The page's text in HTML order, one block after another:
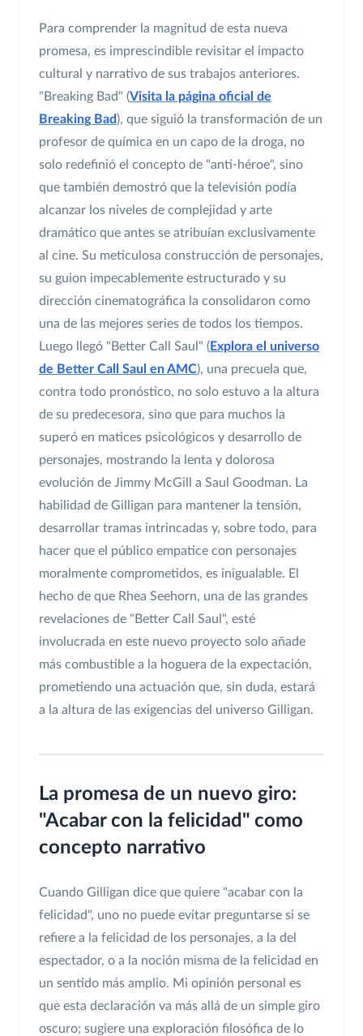
Para comprender la magnitud de esta nueva
promesa, es imprescindible revisitar el impacto
cultural y narrativo de sus trabajos anteriores.
"Breaking Bad" (Visita la página oficial de
Breaking Bad ), que siguió la transformación de un
profesor de química en un capo de la droga, no
solo redefinió el concepto de "anti-héroe", sino
que también demostró que la televisión podía
alcanzar los niveles de complejidad y arte
dramático que antes se atribuían exclusivamente
al cine. Su meticulosa construcción de personajes,
su guion impecablemente estructurado y su
dirección cinematográfica la consolidaron como
una de las mejores series de todos los tiempos.
Luego llegó "Better Call Saul" (Explora el universo
de Better Call Saul en AMC), una precuela que,
contra todo pronóstico, no solo estuvo a la altura
de su predecesora, sino que para muchos la
superó en matices psicológicos y desarrollo de
personajes, mostrando la lenta y dolorosa
evolución de Jimmy McGill a Saul Goodman. La
habilidad de Gilligan para mantener la tensión,
desarrollar tramas intrincadas y, sobre todo, para
hacer que el público empatice con personajes
moralmente comprometidos, es inigualable. El
hecho de que Rhea Seehorn, una de las grandes
revelaciones de "Better Call Saul", esté
involucrada en este nuevo proyecto solo añade
más combustible a la hoguera de la expectación,
prometiendo una actuación que, sin duda, estará
a la altura de las exigencias del universo Gilligan.
La promesa de un nuevo giro:
"Acabar con la felicidad" como
concepto narrativo
Cuando Gilligan dice que quiere "acabar con la
felicidad", uno no puede evitar preguntarse si se
refiere a la felicidad de los personajes, a la del
espectador, o a la noción misma de la felicidad en
un sentido más amplio. Mi opinión personal es
que esta declaración va más allá de un simple giro
oscuro; sugiere una exploración filosófica de lo